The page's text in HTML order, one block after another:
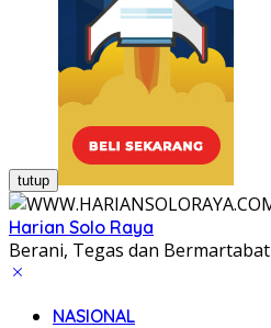
tutup
Harian Solo Raya
Berani, Tegas dan Bermartabat
NASIONAL